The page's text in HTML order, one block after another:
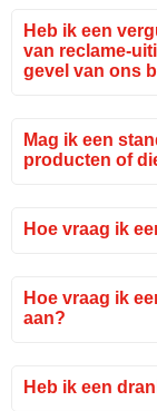
Heb ik een
van reclame-
gevel van ons
Mag ik een
producten of
Hoe vraag ik
Hoe vraag ik
aan?
Heb ik een